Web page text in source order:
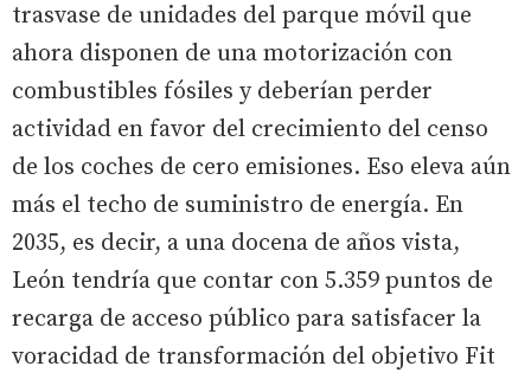
trasvase de unidades del parque móvil que
ahora disponen de una motorización con
combustibles fósiles y deberían perder
actividad en favor del crecimiento del censo
de los coches de cero emisiones. Eso eleva aún
más el techo de suministro de energía. En
2035, es decir, a una docena de años vista,
León tendría que contar con 5.359 puntos de
recarga de acceso público para satisfacer la
voracidad de transformación del objetivo Fit